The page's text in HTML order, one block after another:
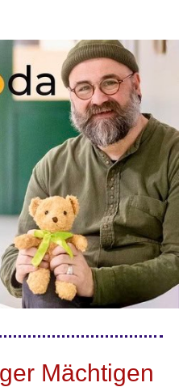
Mächtigen